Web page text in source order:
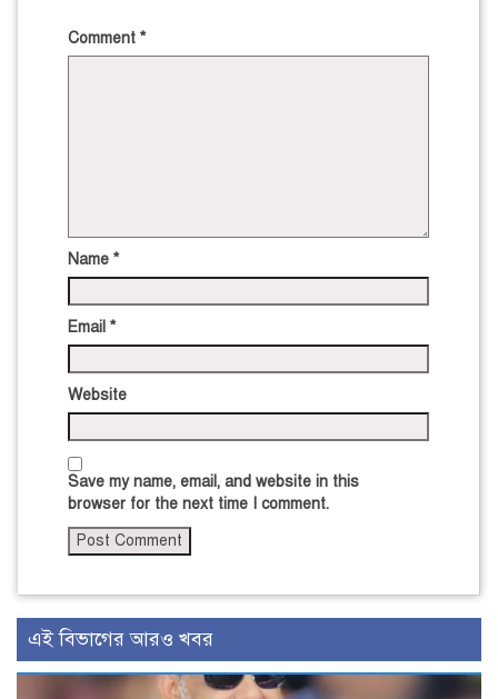
Comment *
Name *
Email *
Website
Save my name, email, and website in this
browser for the next time I comment.
এই বিভাগের আরও খবর